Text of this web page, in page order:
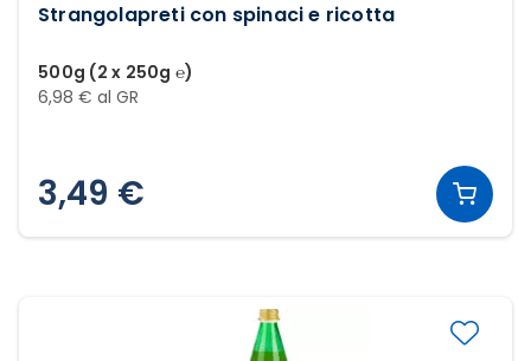
Strangolapreti con spinaci e ricotta
500g (2 x 250g ℮)
6,98 € al GR
3,49 €